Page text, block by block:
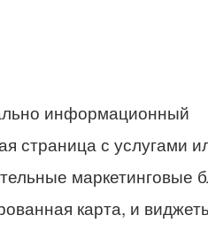
информационный
страница с услугами
маркетинговые
карта, и